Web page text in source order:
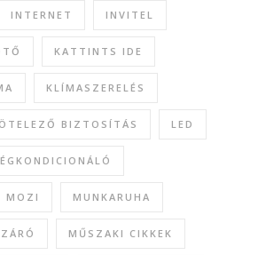
INTERNET INVITEL
KATTINTS IDE
KLÍMASZERELÉS
BIZTOSÍTÁS LED
MOZI MUNKARUHA
MŰSZAKI CIKKEK